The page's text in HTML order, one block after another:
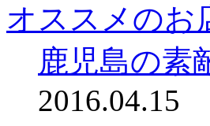
オススメのお
鹿児島の素
2016.04.15